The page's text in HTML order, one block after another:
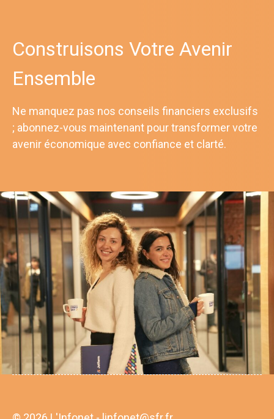
Construisons Votre Avenir
Ensemble
Ne manquez pas nos conseils financiers exclusifs
; abonnez-vous maintenant pour transformer votre
avenir économique avec confiance et clarté.